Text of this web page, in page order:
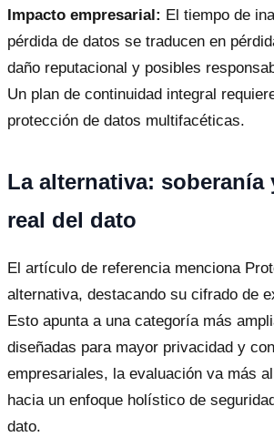
Impacto empresarial: El tiempo de
pérdida de datos se traducen en
daño reputacional y posibles
Un plan de continuidad integral
protección de datos multifacéticas.
La alternativa: soberanía
real del dato
El artículo de referencia menciona
alternativa, destacando su cifrado de
Esto apunta a una categoría más
diseñadas para mayor privacidad y
empresariales, la evaluación va más
hacia un enfoque holístico de
dato.